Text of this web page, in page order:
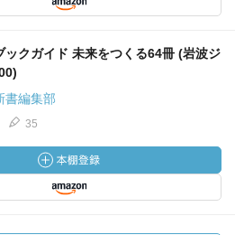
ックガイド 未来をつくる64冊 (岩波ジ
書編集部
35